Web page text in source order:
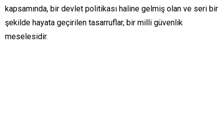
kapsamında, bir devlet politikası haline gelmiş olan ve seri bir
şekilde hayata geçirilen tasarruflar, bir milli güvenlik
meselesidir.